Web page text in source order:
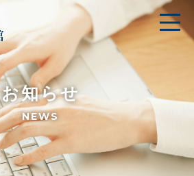
お知らせ
NEWS